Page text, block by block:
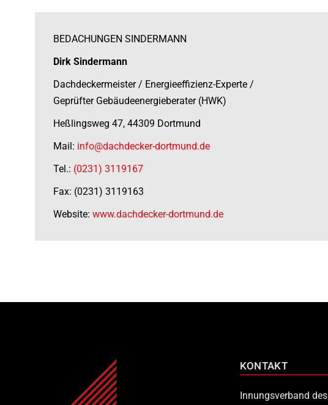
BEDACHUNGEN SINDERMANN
Dirk Sindermann
Dachdeckermeister / Energieeffizienz-Experte /
Geprüfter Gebäudeenergieberater (HWK)
Heßlingsweg 47, 44309 Dortmund
Mail: info@dachdecker-dortmund.de
Tel.: (0231) 3119167
Fax: (0231) 3119163
Website: www.dachdecker-dortmund.de
KONTAKT
Innungsverband des